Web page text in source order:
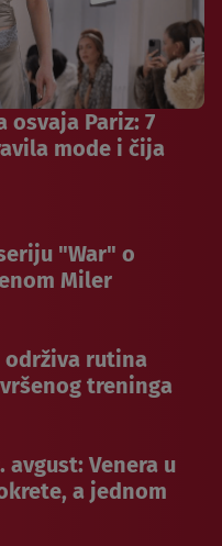
osvaja Pariz: 7
mode i čija
"War" o
Miler
održiva rutina
treninga
Venera u
a jednom